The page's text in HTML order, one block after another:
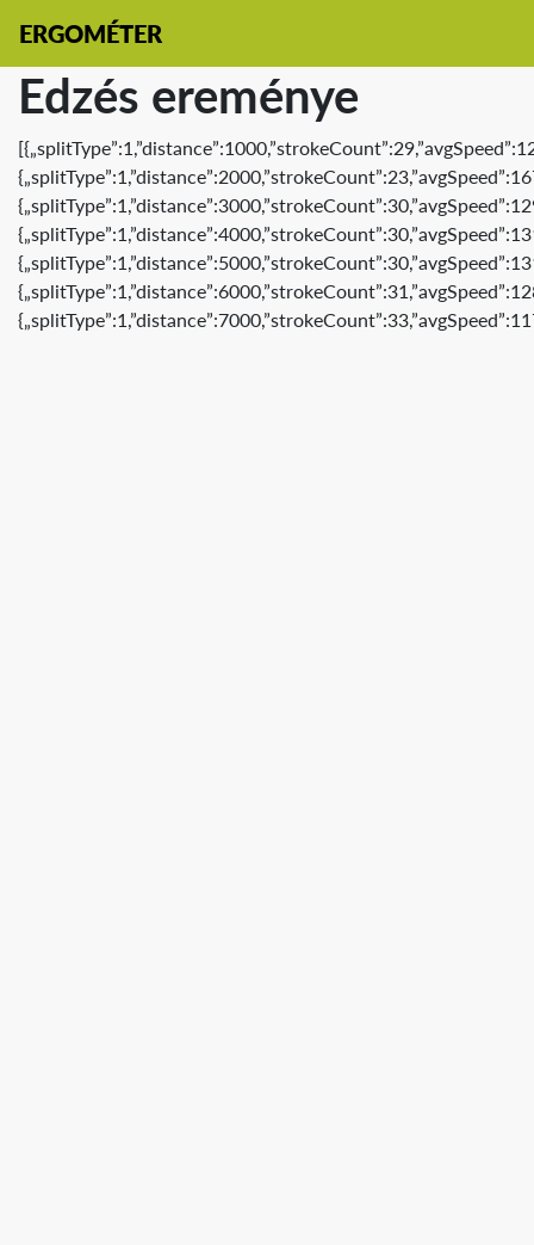
ERGOMÉTER
Edzés ereménye